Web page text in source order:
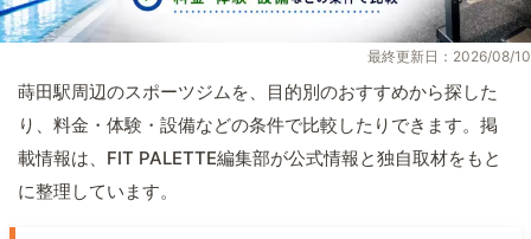
最終更新日：2026/08/10
蒔田駅周辺のスポーツジムを、目的別のおすすめから探した
り、料金・体験・設備などの条件で比較したりできます。掲
載情報は、FIT PALETTE編集部が公式情報と独自取材をもと
に整理しています。